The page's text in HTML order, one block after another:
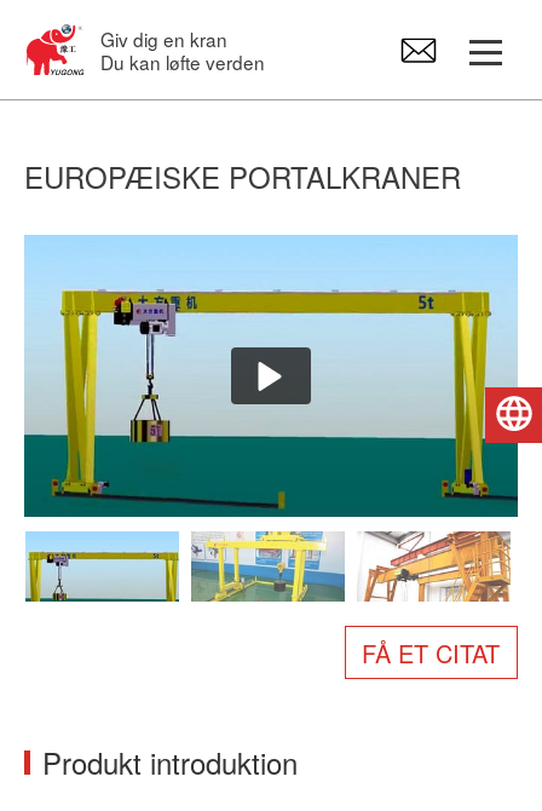
Giv dig en kran
Du kan løfte verden
Svingkraner
Elektrisk hejseværk
Kran Reservedele
Om os
Nyheder
EUROPÆISKE PORTALKRANER
FÅ ET CITAT
Produkt introduktion
Dansk